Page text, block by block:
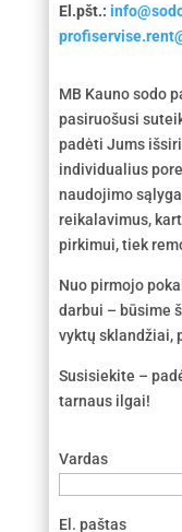
El.pšt.:
MB Kauno sodo
pasiruošusi
padėti Jums
individualius
naudojimo
reikalavimus,
pirkimui, tiek
Nuo pirmojo
darbui – būsime
vyktų sklandžiai,
Susisiekite –
tarnaus ilgai!
Vardas
El. paštas